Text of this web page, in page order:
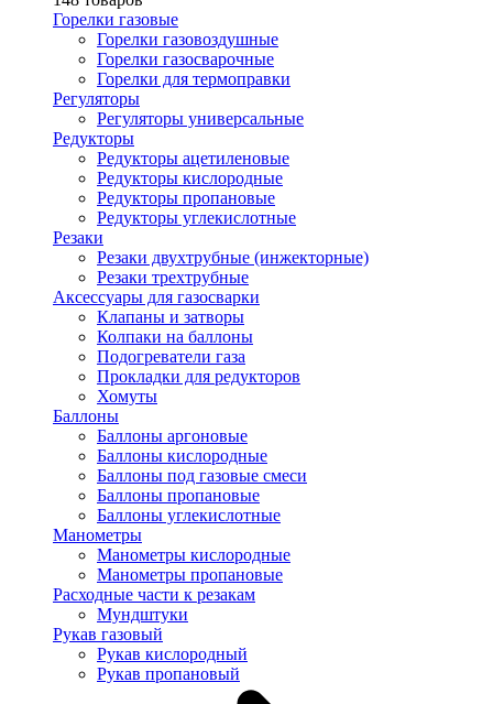
Горелки газовые
Горелки газовоздушные
Горелки газосварочные
Горелки для термоправки
Регуляторы
Регуляторы универсальные
Редукторы
Редукторы ацетиленовые
Редукторы кислородные
Редукторы пропановые
Редукторы углекислотные
Резаки
Резаки двухтрубные (инжекторные)
Резаки трехтрубные
Аксессуары для газосварки
Клапаны и затворы
Колпаки на баллоны
Подогреватели газа
Прокладки для редукторов
Хомуты
Баллоны
Баллоны аргоновые
Баллоны кислородные
Баллоны под газовые смеси
Баллоны пропановые
Баллоны углекислотные
Манометры
Манометры кислородные
Манометры пропановые
Расходные части к резакам
Мундштуки
Рукав газовый
Рукав кислородный
Рукав пропановый